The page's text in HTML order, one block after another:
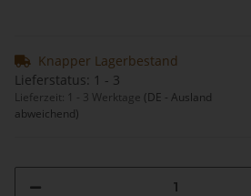
Knapper Lagerbestand
Lieferstatus: 1 - 3
Lieferzeit: 1 - 3 Werktage (DE - Ausland
abweichend)